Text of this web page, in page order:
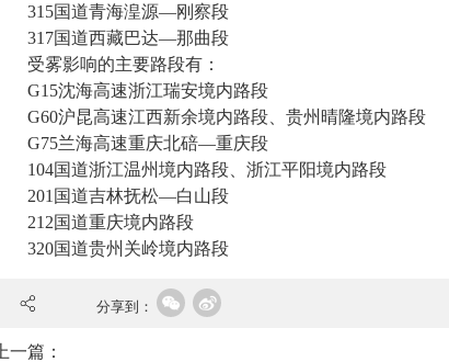
315国道青海湟源—刚察段
317国道西藏巴达—那曲段
受雾影响的主要路段有：
G15沈海高速浙江瑞安境内路段
G60沪昆高速江西新余境内路段、贵州晴隆境内路段
G75兰海高速重庆北碚—重庆段
104国道浙江温州境内路段、浙江平阳境内路段
201国道吉林抚松—白山段
212国道重庆境内路段
320国道贵州关岭境内路段
分享到：
上一篇：